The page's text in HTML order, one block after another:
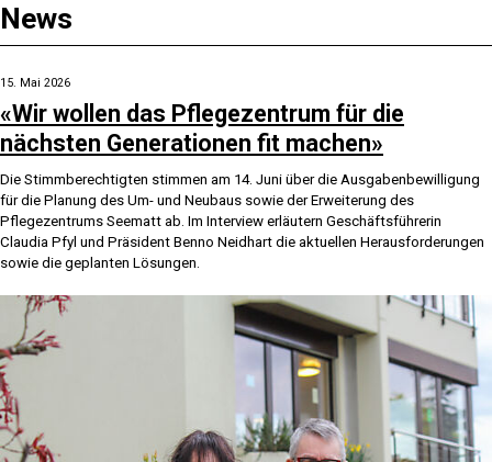
News
15. Mai 2026
«Wir wollen das Pflegezentrum für die
nächsten Generationen fit machen»
Die Stimmberechtigten stimmen am 14. Juni über die Ausgabenbewilligung
für die Planung des Um- und Neubaus sowie der Erweiterung des
Pflegezentrums Seematt ab. Im Interview erläutern Geschäftsführerin
Claudia Pfyl und Präsident Benno Neidhart die aktuellen Herausforderungen
sowie die geplanten Lösungen.